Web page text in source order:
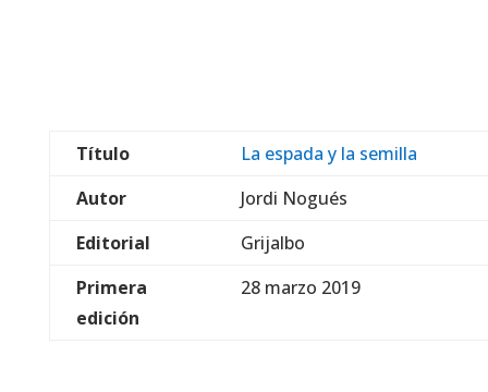
Título
La espada y la semilla
Autor
Jordi Nogués
Editorial
Grijalbo
Primera
edición
28 marzo 2019